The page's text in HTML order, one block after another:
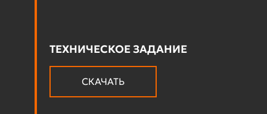
ТЕХНИЧЕСКОЕ ЗАДАНИЕ
СКАЧАТЬ